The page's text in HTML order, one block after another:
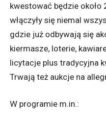
kwestować będzie około
włączyły się niemal
gdzie już odbywają się
kiermasze, loterie,
licytacje plus tradycyjna
Trwają też aukcje na
W programie m.in.: